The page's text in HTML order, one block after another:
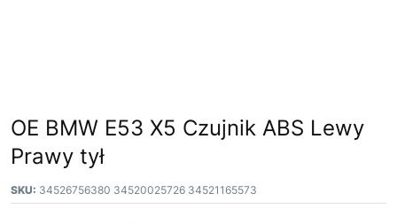
OE BMW E53 X5 Czujnik ABS Lewy
Prawy tył
SKU: 34526756380 34520025726 34521165573